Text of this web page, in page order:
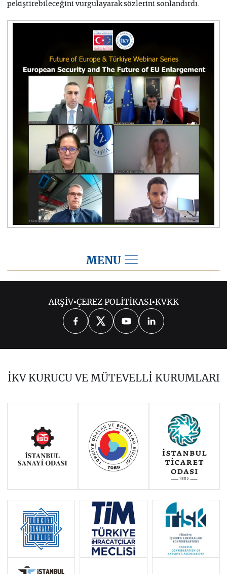
pekiştirebileceğini vurgulayarak sözlerini sonlandırdı.
MENU
2026 2025 2024
2023 2021 2020
ARŞİV•ÇEREZ POLİTİKASI•KVKK
İKV KURUCU VE MÜTEVELLİ KURUMLARI